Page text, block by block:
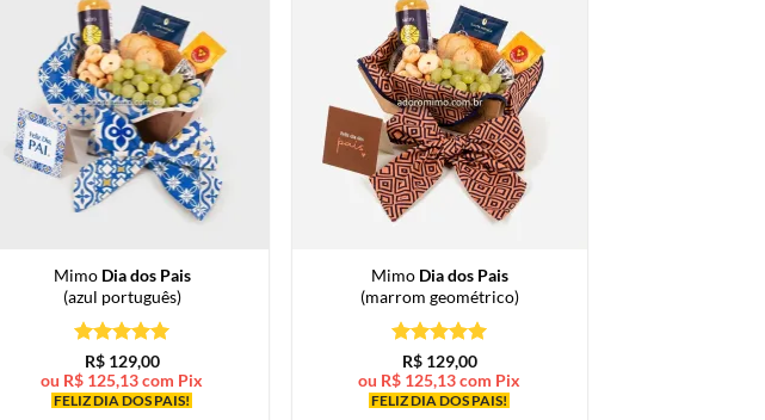
Mimo Dia dos Pais
(azul português)
Avaliação5
de 5
R$129,00
ou R$ 125,13com Pix
FELIZ DIA DOS PAIS!
Mimo Dia dos Pais
(marrom geométrico)
Avaliação5
de 5
R$129,00
ou R$ 125,13com Pix
FELIZ DIA DOS PAIS!